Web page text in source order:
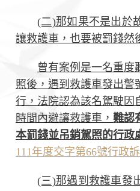
(二)那如果不是出於
讓救護車，也要被罰錢然
曾有案例是一名重度
照後，遇到救護車發出警
行，法院認為該名駕駛因
時間內避讓救護車， 難認
本罰錢並吊銷駕照的行政
111年度交字第66號行政
(三)那遇到救護車發